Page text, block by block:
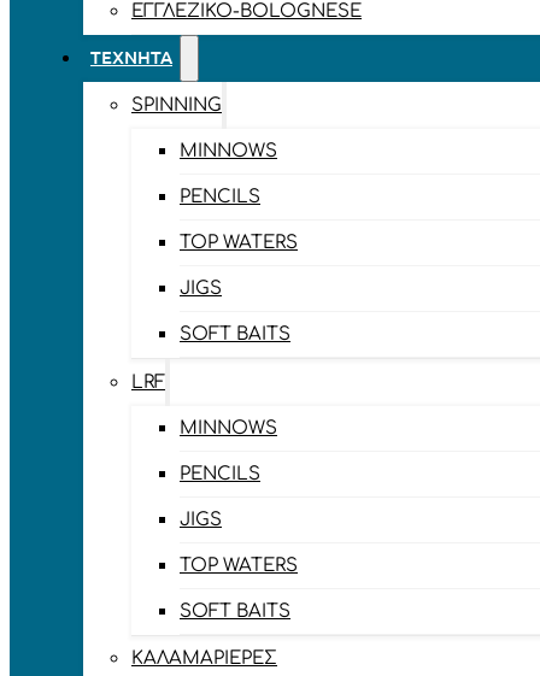
ΕΓΓΛΈΖΙΚΟ-BOLOGNESE
ΤΕΧΝΗΤΆ
SPINNING
MINNOWS
PENCILS
TOP WATERS
JIGS
SOFT BAITS
LRF
MINNOWS
PENCILS
JIGS
TOP WATERS
SOFT BAITS
ΚΑΛΑΜΑΡΙΈΡΕΣ